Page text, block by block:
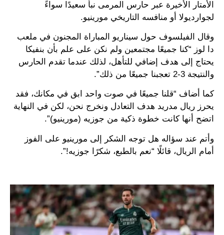
الأمتار الأخيرة عبر حارس المرمى نبأ سعيدًا سواءً
لجوارديولا أو منافسه التاريخي مورينيو.
وقال الفيلسوف حول سيناريو المباراة المجنون في ملعب
دا لوز “كنا جميعًا مجتمعين ولم نكن على علم بأن بنفيكا
يحتاج إلى هدف إضافي للتأهل، لذلك عندما تقدم الحارس
والنتيجة 3-2 تعجبنا جميعًا من ذلك”.
كما أضاف “قلنا جميعًا في صوت واحد ابق في مكانك، فقد
يحرز ريال مدريد هدف التعادل ونخرج نحن، لكن في النهاية
اتضح أنها كانت خطوة ذكية من جوزيه (مورينيو)”.
وأتم عند سؤاله هل توجه الشكر إلى مورينيو على الفوز
أمام الريال، قائلًا “نعم بالطبع، شكرًا جوزيه!”.